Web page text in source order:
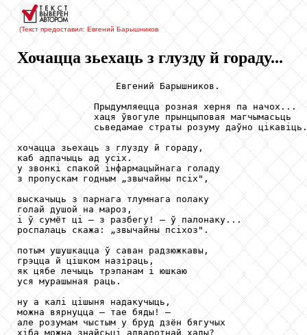
(Текст предоставил: Евгений Барышников
Хочацца зьехаць з глузду й гораду...
                  Евгений Барышников.
              Прыдумляецца розная херня па начох...
              хаця ўвогуле прынцыповая магчымасьць
сьведамае страты розуму даўно
хочацца зьехаць з глузду й гораду,
каб адпачыць ад усіх.
у звонкі спакой інфармацыйнага голаду
з пропускам годным „звычайны псіх",
выскачыць з парнага тлумнага полаку
голай душой на мароз,
і ў сумёт ці — з разбегу! — ў палонаку...
роспалаць скажа: „звычайны псіхоз".
потым ушушкацца ў саван радзюжкавы,
грэцца й цішком назіраць,
як цябе лечыць трэпанам і юшкаю
уся мурашыная раць.
ну а калі цішыня надакучыць,
можна вярнуцца — тае бяды! —
але розумам чыстым у бруд дзён бягучых
хіба можна знайсьці адваротнай хады?